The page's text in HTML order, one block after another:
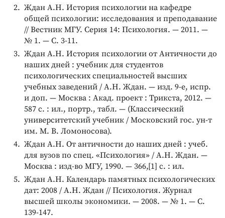
Ждан А.Н. История психологии на кафедре
общей психологии: исследования и преподавание
// Вестник МГУ. Серия 14: Психология. — 2011. —
№ 1. — С. 3-11.
Ждан А.Н. История психологии от Античности до
наших дней : учебник для студентов
психологических специальностей высших
учебных заведений / А.Н. Ждан. — изд. 9-е, испр.
и доп. — Москва : Акад. проект : Трикста, 2012. —
587 с. : ил., портр., табл. — (Классический
университетский учебник / Московский гос. ун-т
им. М. В. Ломоносова).
Ждан А.Н. От античности до наших дней : учеб.
для вузов по спец. «Психология» / А.Н. Ждан. —
Москва : изд-во МГУ, 1990. — 366,[1] с. : ил.
Ждан А.Н. Календарь памятных психологических
дат: 2008 / А.Н. Ждан // Психология. Журнал
высшей школы экономики. — 2008. — № 1. — С.
139-147.